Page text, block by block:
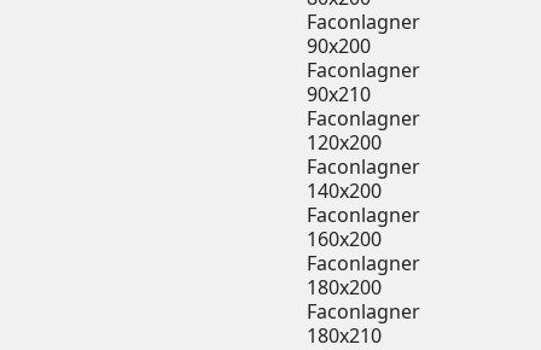
Faconlagner
90x200
Faconlagner
90x210
Faconlagner
120x200
Faconlagner
140x200
Faconlagner
160x200
Faconlagner
180x200
Faconlagner
180x210